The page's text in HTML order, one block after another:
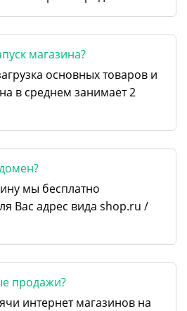
магазина?
основных товаров и
в среднем занимает 2
мы бесплатно
Вас адрес вида shop.ru /
продажи?
интернет магазинов на